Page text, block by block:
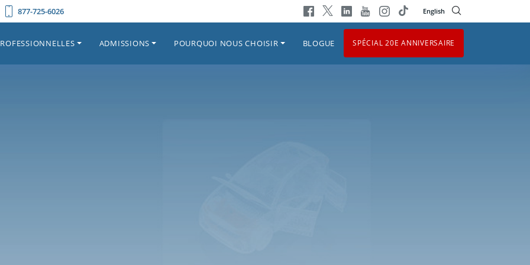
877-725-6026 English
ADMISSIONS POURQUOI NOUS CHOISIR BLOGUE SPÉCIAL 20E ANNIVERSAIRE